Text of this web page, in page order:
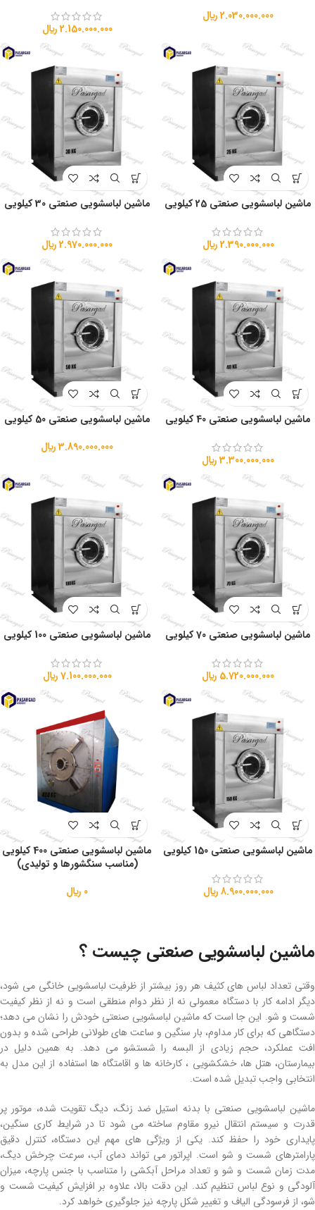
2.030.000.000﷼
2.150.000.000﷼
ماشین لباسشویی صنعتی 25 کیلویی
2.390.000.000﷼
ماشین لباسشویی صنعتی 30 کیلویی
2.970.000.000﷼
ماشین لباسشویی صنعتی 40 کیلویی
3.300.000.000﷼
ماشین لباسشویی صنعتی 50 کیلویی
3.890.000.000﷼
ماشین لباسشویی صنعتی 70 کیلویی
5.720.000.000 ﷼
ماشین لباسشویی صنعتی 100 کیلویی
7.100.000.000 ﷼
ماشین لباسشویی صنعتی 150 کیلویی
8.900.000.000 ﷼
ماشین لباسشویی صنعتی 400 کیلویی
(مناسب سنگشورها و تولیدی)
0 ﷼
ماشین لباسشویی صنعتی چیست ؟
وقتی تعداد لباس های کثیف هر روز بیشتر از ظرفیت لباسشویی خانگی می شود،
دیگر ادامه کار با دستگاه معمولی نه از نظر دوام منطقی است و نه از نظر کیفیت
شست و شو. این جا است که ماشین لباسشویی صنعتی خودش را نشان می دهد؛
دستگاهی که برای کار مداوم، بار سنگین و ساعت های طولانی طراحی شده و بدون
افت عملکرد، حجم زیادی از البسه را شستشو می دهد. به همین دلیل در
بیمارستان، هتل ها، خشکشویی ، کارخانه ها و اقامتگاه ها استفاده از این مدل به
انتخابی واجب تبدیل شده است.
ماشین لباسشویی صنعتی با بدنه استیل ضد زنگ، دیگ تقویت شده، موتور پر
قدرت و سیستم انتقال نیرو مقاوم ساخته می شود تا در شرایط کاری سنگین،
پایداری خود را حفظ کند. یکی از ویژگی های مهم این دستگاه، کنترل دقیق
پارامترهای شست و شو است. اپراتور می تواند دمای آب، سرعت چرخش دیگ،
مدت زمان شست و شو و تعداد مراحل آبکشی را متناسب با جنس پارچه، میزان
آلودگی و نوع لباس تنظیم کند. این دقت بالا، علاوه بر افزایش کیفیت شست و
شو، از فرسودگی الیاف و تغییر شکل پارچه نیز جلوگیری خواهد کرد.